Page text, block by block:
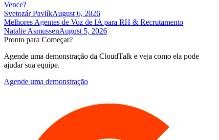
Vence?
Svetozár PavlíkAugust 6, 2026
Melhores Agentes de Voz de IA para RH & Recrutamento
Natalie AsmussenAugust 5, 2026
Pronto para Começar?
Agende uma demonstração da CloudTalk e veja como ela pode
ajudar sua equipe.
Agende uma demonstração